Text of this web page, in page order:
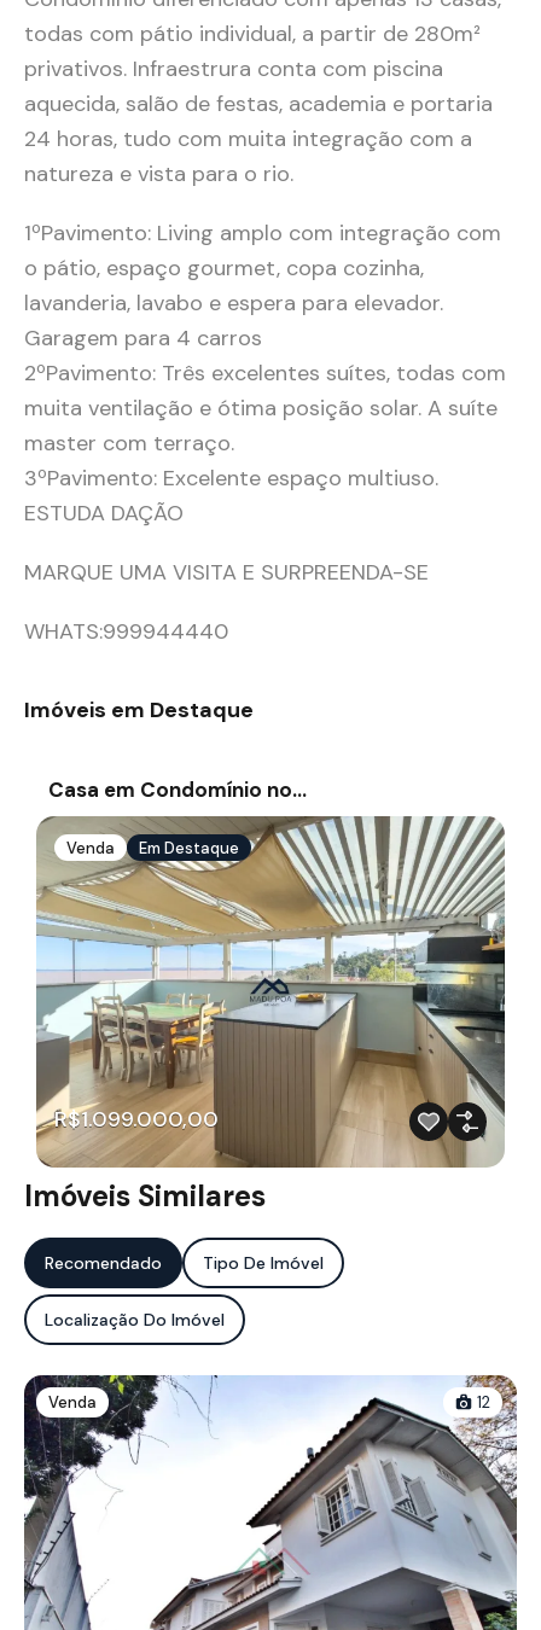
todas com pátio individual, a partir de 280m²
privativos. Infraestrura conta com piscina
aquecida, salão de festas, academia e portaria
24 horas, tudo com muita integração com a
natureza e vista para o rio.
1ºPavimento: Living amplo com integração com
o pátio, espaço gourmet, copa cozinha,
lavanderia, lavabo e espera para elevador.
Garagem para 4 carros
2ºPavimento: Três excelentes suítes, todas com
muita ventilação e ótima posição solar. A suíte
master com terraço.
3ºPavimento: Excelente espaço multiuso.
ESTUDA DAÇÃO
MARQUE UMA VISITA E SURPREENDA-SE
WHATS:999944440
Imóveis em Destaque
Casa em Condomínio no…
Venda Em Destaque
R$1.099.000,00
Imóveis Similares
Recomendado Tipo De Imóvel
Localização Do Imóvel
Venda 12